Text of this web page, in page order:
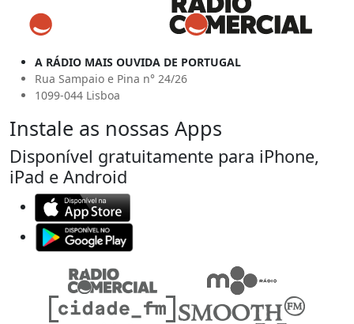
A RÁDIO MAIS OUVIDA DE PORTUGAL
Rua Sampaio e Pina n° 24/26
1099-044 Lisboa
Instale as nossas Apps
Disponível gratuitamente para iPhone,
iPad e Android